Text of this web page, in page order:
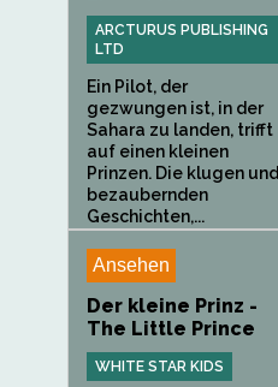
ARCTURUS PUBLISHING
LTD
Ein Pilot, der
gezwungen ist, in der
Sahara zu landen, trifft
auf einen kleinen
Prinzen. Die klugen und
bezaubernden
Geschichten,...
Ansehen
Der kleine Prinz -
The Little Prince
WHITE STAR KIDS